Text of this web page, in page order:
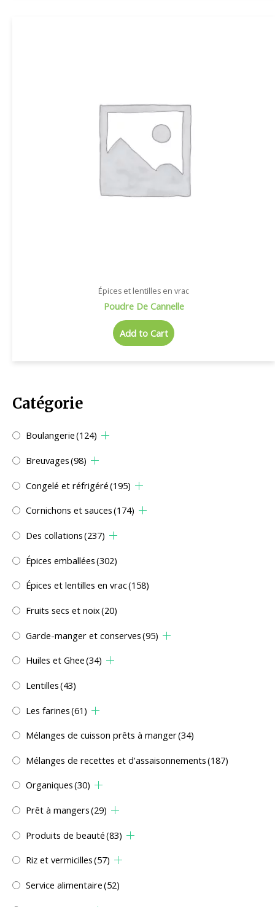
Catégorie
Boulangerie(124)
Breuvages(98)
Congelé et réfrigéré(195)
Cornichons et sauces(174)
Des collations(237)
Épices emballées(302)
Épices et lentilles en vrac(158)
Fruits secs et noix(20)
Garde-manger et conserves(95)
Huiles et Ghee(34)
Lentilles(43)
Les farines(61)
Mélanges de cuisson prêts à manger(34)
Mélanges de recettes et d'assaisonnements(187)
Organiques(30)
Prêt à mangers(29)
Produits de beauté(83)
Riz et vermicilles(57)
Service alimentaire(52)
Épices et lentilles en vrac
Poudre De Cannelle
Add to Cart